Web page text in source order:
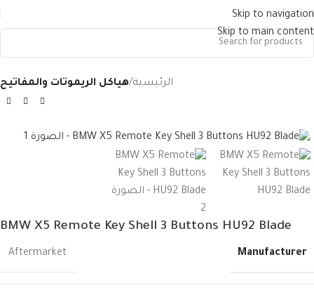
Skip to navigation
Skip to main content
الرئيسية هياكل الريموتات والمفاتيح
BMW X5 Remote Key Shell 3 Buttons HU92 Blade
Manufacturer
Aftermarket